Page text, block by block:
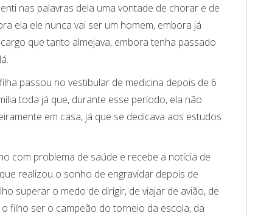
nas palavras dela uma vontade de chorar e de
ela ele nunca vai ser um homem, embora já
que tanto almejava, embora tenha passado
passou no vestibular de medicina depois de 6
toda já que, durante esse período, ela não
em casa, já que se dedicava aos estudos
com problema de saúde e recebe a notícia de
realizou o sonho de engravidar depois de
superar o medo de dirigir, de viajar de avião, de
filho ser o campeão do torneio da escola, da